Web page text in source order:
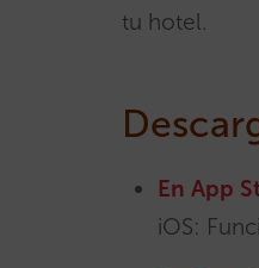
tu hotel.
En App
iOS: